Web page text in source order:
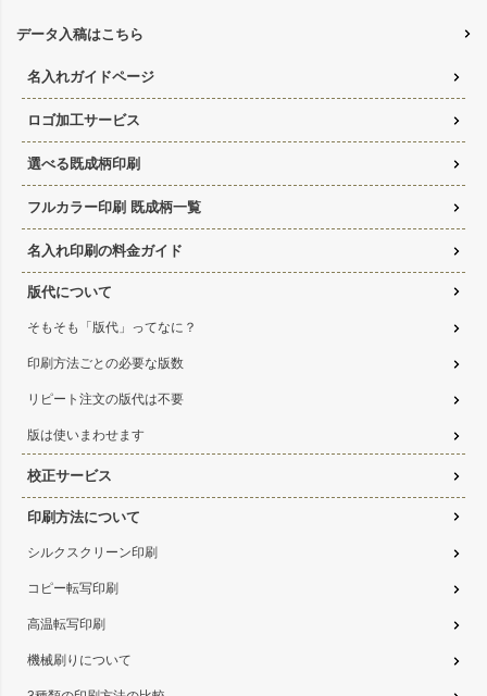
データ入稿はこちら
名入れガイドページ
ロゴ加工サービス
選べる既成柄印刷
フルカラー印刷 既成柄一覧
名入れ印刷の料金ガイド
版代について
そもそも「版代」ってなに？
印刷方法ごとの必要な版数
リピート注文の版代は不要
版は使いまわせます
校正サービス
印刷方法について
シルクスクリーン印刷
コピー転写印刷
高温転写印刷
機械刷りについて